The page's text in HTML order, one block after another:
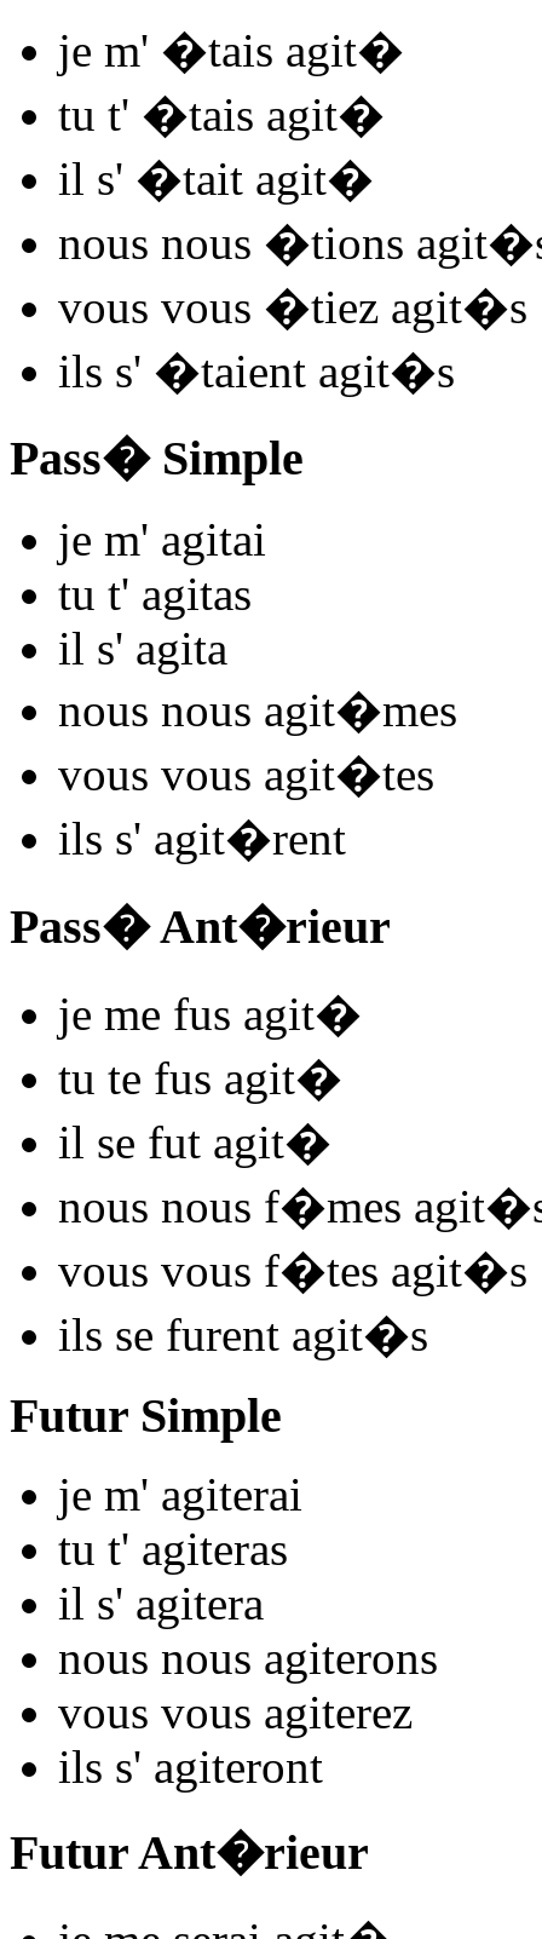
je m' �tais agit�
tu t' �tais agit�
il s' �tait agit�
nous nous �tions agit
vous vous �tiez agit�s
ils s' �taient agit�s
Pass� Simple
je m' agitai
tu t' agitas
il s' agita
nous nous agit�mes
vous vous agit�tes
ils s' agit�rent
Pass� Ant�rieur
je me fus agit�
tu te fus agit�
il se fut agit�
nous nous f�mes agit
vous vous f�tes agit�s
ils se furent agit�s
Futur Simple
je m' agiterai
tu t' agiteras
il s' agitera
nous nous agiterons
vous vous agiterez
ils s' agiteront
Futur Ant�rieur